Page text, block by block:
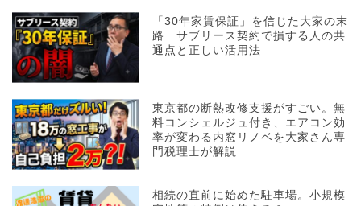
「30年家賃保証」を信じた大家の末
路…サブリース契約で損する人の共
通点と正しい活用法
東京都の断熱改修支援がすごい。無
料コンシェルジュ付き、エアコン効
率が変わる内窓リノベを大家さん専
門税理士が解説
相続の直前に始めた駐車場。小規模